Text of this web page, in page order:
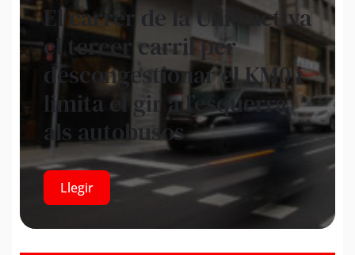
El carrer de la Unió activa
el tercer carril per
descongestionar el KM0 i
limita el gir a l’esquerra
als autobusos
Llegir